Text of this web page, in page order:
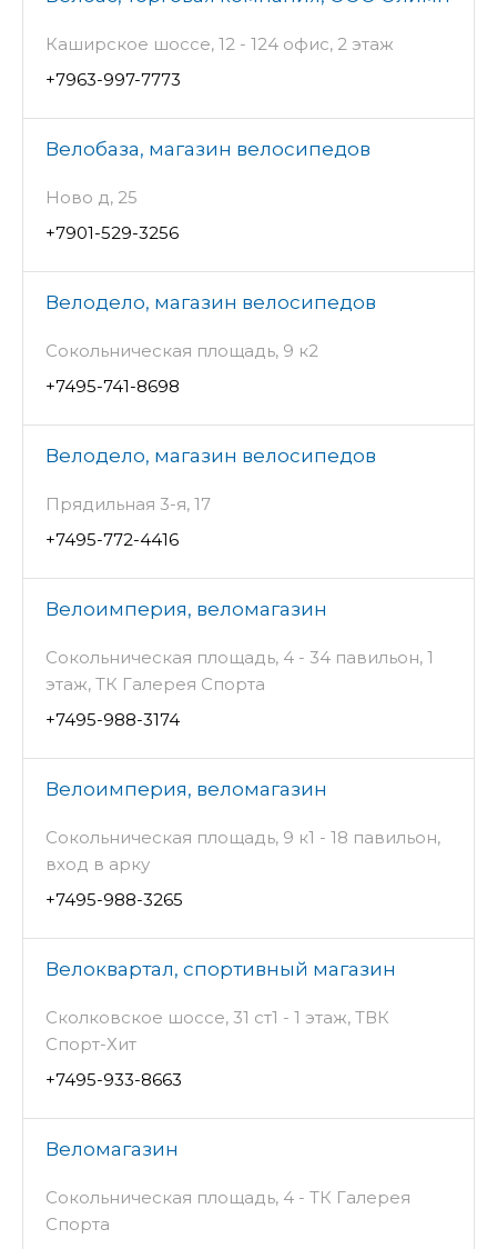
Каширское шоссе, 12 - 124 офис, 2 этаж
+7963-997-7773
Велобаза, магазин велосипедов
Ново д, 25
+7901-529-3256
Велодело, магазин велосипедов
Сокольническая площадь, 9 к2
+7495-741-8698
Велодело, магазин велосипедов
Прядильная 3-я, 17
+7495-772-4416
Велоимперия, веломагазин
Сокольническая площадь, 4 - 34 павильон, 1
этаж, ТК Галерея Спорта
+7495-988-3174
Велоимперия, веломагазин
Сокольническая площадь, 9 к1 - 18 павильон,
вход в арку
+7495-988-3265
Велоквартал, спортивный магазин
Сколковское шоссе, 31 ст1 - 1 этаж, ТВК
Спорт-Хит
+7495-933-8663
Веломагазин
Сокольническая площадь, 4 - ТК Галерея
Спорта